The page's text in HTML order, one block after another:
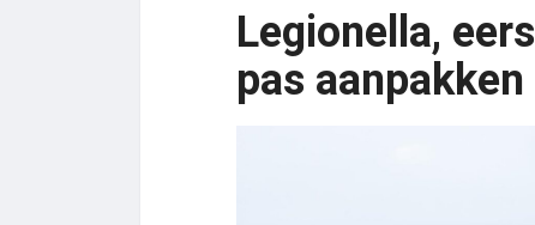
Legionella,
pas aanpakken